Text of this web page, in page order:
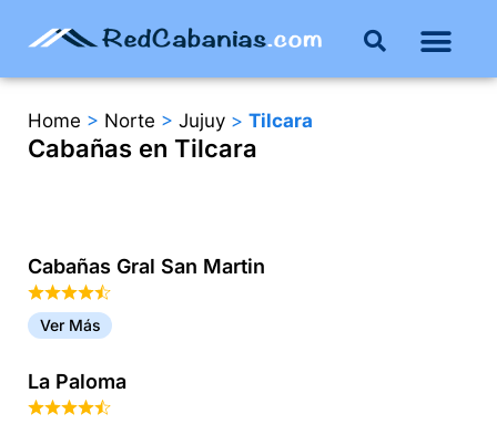
Home > Norte > Jujuy > Tilcara
Cabañas en Tilcara
Cabañas Gral San Martin
Ver Más
La Paloma